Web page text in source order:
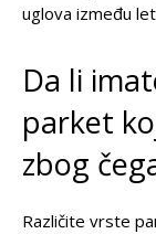
uglova između
Da li
parket
zbog
Različite vrste